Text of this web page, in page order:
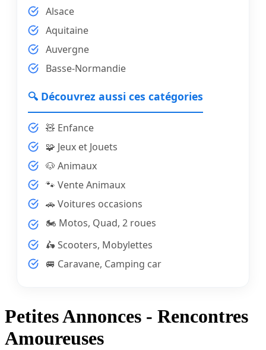
Alsace
Aquitaine
Auvergne
Basse-Normandie
🔍 Découvrez aussi ces catégories
🧸 Enfance
🧩 Jeux et Jouets
🐶 Animaux
🐾 Vente Animaux
🚗 Voitures occasions
🏍️ Motos, Quad, 2 roues
🛵 Scooters, Mobylettes
🚐 Caravane, Camping car
Petites Annonces - Rencontres
Amoureuses